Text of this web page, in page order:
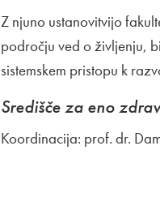
Z njuno ustanovitvijo
področju ved o življenju,
sistemskem pristopu k
Središče za eno
Koordinacija: prof. dr.